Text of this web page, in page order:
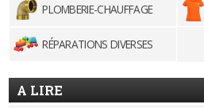
PLOMBERIE-CHAUFFAGE
RÉPARATIONS DIVERSES
A LIRE